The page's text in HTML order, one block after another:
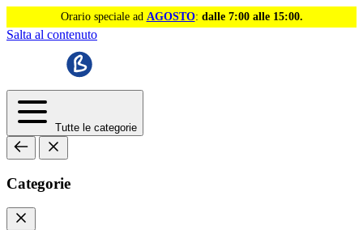
Orario speciale ad AGOSTO: dalle 7:00 alle 15:00.
Salta al contenuto
Tutte le categorie
Categorie